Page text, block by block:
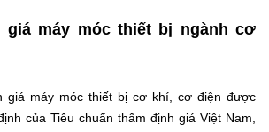
giá máy móc thiết bị ngành cơ
giá máy móc thiết bị cơ khí, cơ điện được
của Tiêu chuẩn thẩm định giá Việt Nam,